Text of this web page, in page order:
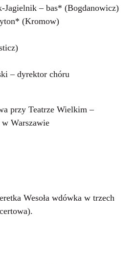
Jagielnik – bas* (Bogdanowicz)
(Kromow)
– dyrektor chóru
przy Teatrze Wielkim –
Warszawie
Wesoła wdówka w trzech